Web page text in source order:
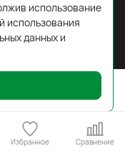
наReadyScript
Избранное Сравнение
использование
использования
данных и